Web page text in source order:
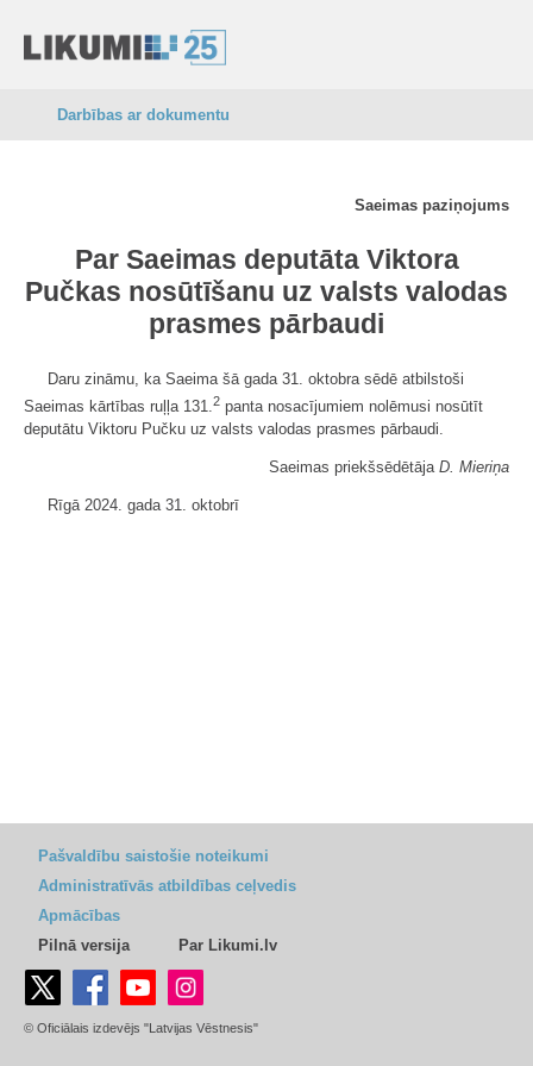
Darbības ar dokumentu
Saeimas paziņojums
Par Saeimas deputāta Viktora
Pučkas nosūtīšanu uz valsts valodas
prasmes pārbaudi
Daru zināmu, ka Saeima šā gada 31. oktobra sēdē atbilstoši
Saeimas kārtības ruļļa 131.2 panta nosacījumiem nolēmusi nosūtīt
deputātu Viktoru Pučku uz valsts valodas prasmes pārbaudi.
Saeimas priekšsēdētāja D. Mieriņa
Rīgā 2024. gada 31. oktobrī
Pašvaldību saistošie noteikumi
Administratīvās atbildības ceļvedis
Apmācības
Pilnā versija
Par Likumi.lv
© Oficiālais izdevējs "Latvijas Vēstnesis"